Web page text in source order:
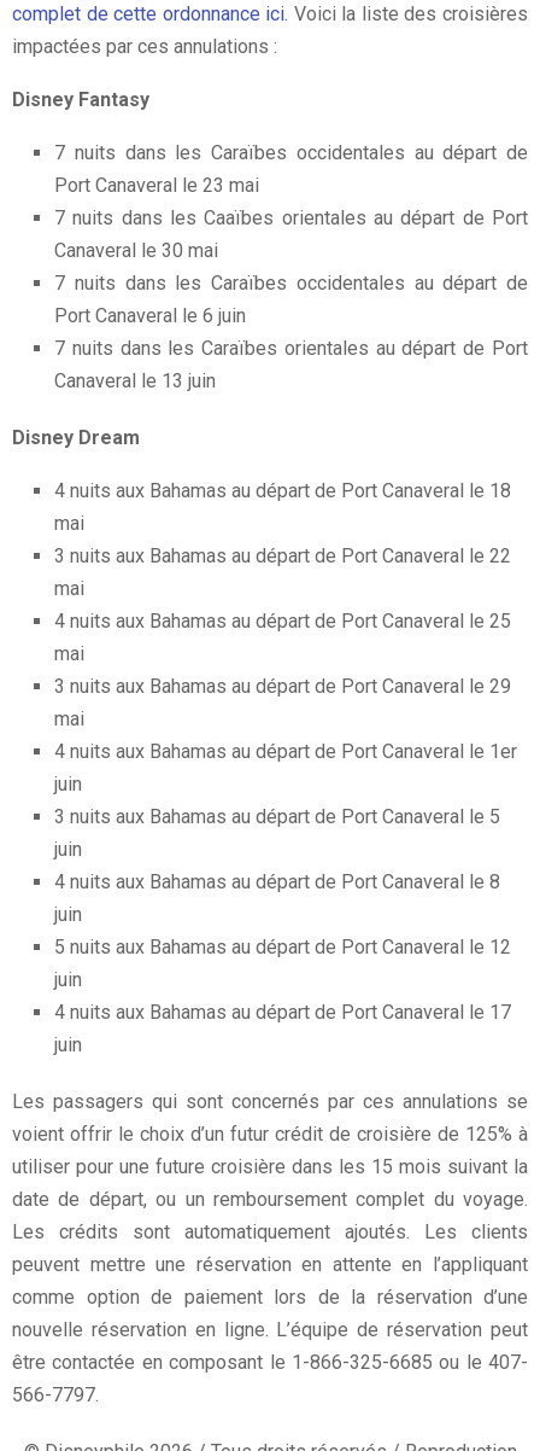
complet de cette ordonnance ici. Voici la liste des croisières
impactées par ces annulations :
Disney Fantasy
7 nuits dans les Caraïbes occidentales au départ de
Port Canaveral le 23 mai
7 nuits dans les Caaïbes orientales au départ de Port
Canaveral le 30 mai
7 nuits dans les Caraïbes occidentales au départ de
Port Canaveral le 6 juin
7 nuits dans les Caraïbes orientales au départ de Port
Canaveral le 13 juin
Disney Dream
4 nuits aux Bahamas au départ de Port Canaveral le 18
mai
3 nuits aux Bahamas au départ de Port Canaveral le 22
mai
4 nuits aux Bahamas au départ de Port Canaveral le 25
mai
3 nuits aux Bahamas au départ de Port Canaveral le 29
mai
4 nuits aux Bahamas au départ de Port Canaveral le 1er
juin
3 nuits aux Bahamas au départ de Port Canaveral le 5
juin
4 nuits aux Bahamas au départ de Port Canaveral le 8
juin
5 nuits aux Bahamas au départ de Port Canaveral le 12
juin
4 nuits aux Bahamas au départ de Port Canaveral le 17
juin
Les passagers qui sont concernés par ces annulations se
voient offrir le choix d’un futur crédit de croisière de 125% à
utiliser pour une future croisière dans les 15 mois suivant la
date de départ, ou un remboursement complet du voyage.
Les crédits sont automatiquement ajoutés. Les clients
peuvent mettre une réservation en attente en l’appliquant
comme option de paiement lors de la réservation d’une
nouvelle réservation en ligne. L’équipe de réservation peut
être contactée en composant le 1-866-325-6685 ou le 407-
566-7797.